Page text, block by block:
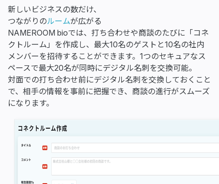
新しいビジネスの数だけ、
つながりのルームが広がる
NAMEROOM bioでは、打ち合わせや商談のたびに「コネ
クトルーム」を作成し、最大10名のゲストと10名の社内
メンバーを招待することができます。1つのセキュアなス
ペースで最大20名が同時にデジタル名刺を交換可能。
対面での打ち合わせ前にデジタル名刺を交換しておくこと
で、相手の情報を事前に把握でき、商談の進行がスムーズ
になります。